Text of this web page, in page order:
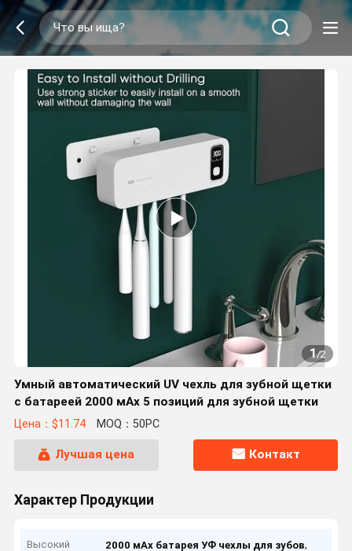
1/2
Умный автоматический UV чехль для зубной щетки
с батареей 2000 мАх 5 позиций для зубной щетки
Цена：$11.74 MOQ：50PC
Лучшая цена Контакт
Характер Продукции
Высокий
2000 мАх батарея УФ чехлы для зубов,